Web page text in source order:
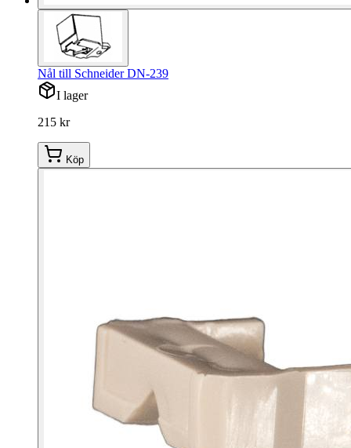
Nål till Schneider DN-239
I lager
215 kr
Köp